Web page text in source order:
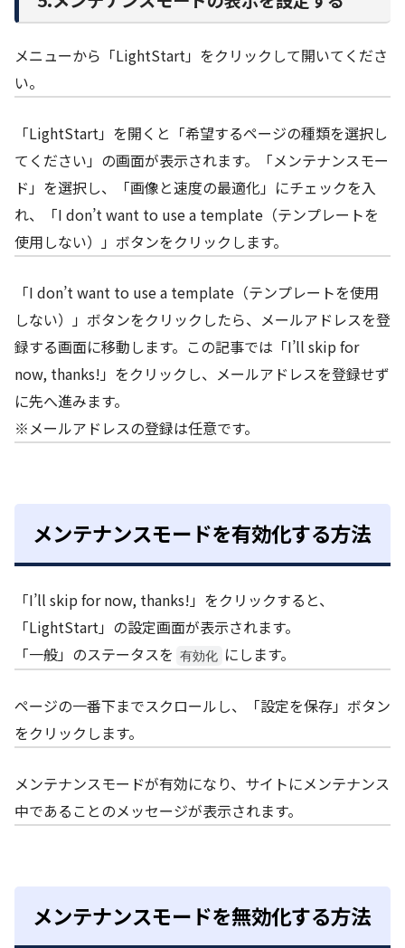
メニューから「LightStart」をクリックして開いてくださ
い。
「LightStart」を開くと「希望するページの種類を選択し
てください」の画面が表示されます。「メンテナンスモー
ド」を選択し、「画像と速度の最適化」にチェックを入
れ、「I don’t want to use a template（テンプレートを
使用しない）」ボタンをクリックします。
「I don’t want to use a template（テンプレートを使用
しない）」ボタンをクリックしたら、メールアドレスを登
録する画面に移動します。この記事では「I’ll skip for
now, thanks!」をクリックし、メールアドレスを登録せず
に先へ進みます。
※メールアドレスの登録は任意です。
メンテナンスモードを有効化する方法
「I’ll skip for now, thanks!」をクリックすると、
「LightStart」の設定画面が表示されます。
「一般」のステータスを 有効化 にします。
ページの一番下までスクロールし、「設定を保存」ボタン
をクリックします。
メンテナンスモードが有効になり、サイトにメンテナンス
中であることのメッセージが表示されます。
メンテナンスモードを無効化する方法